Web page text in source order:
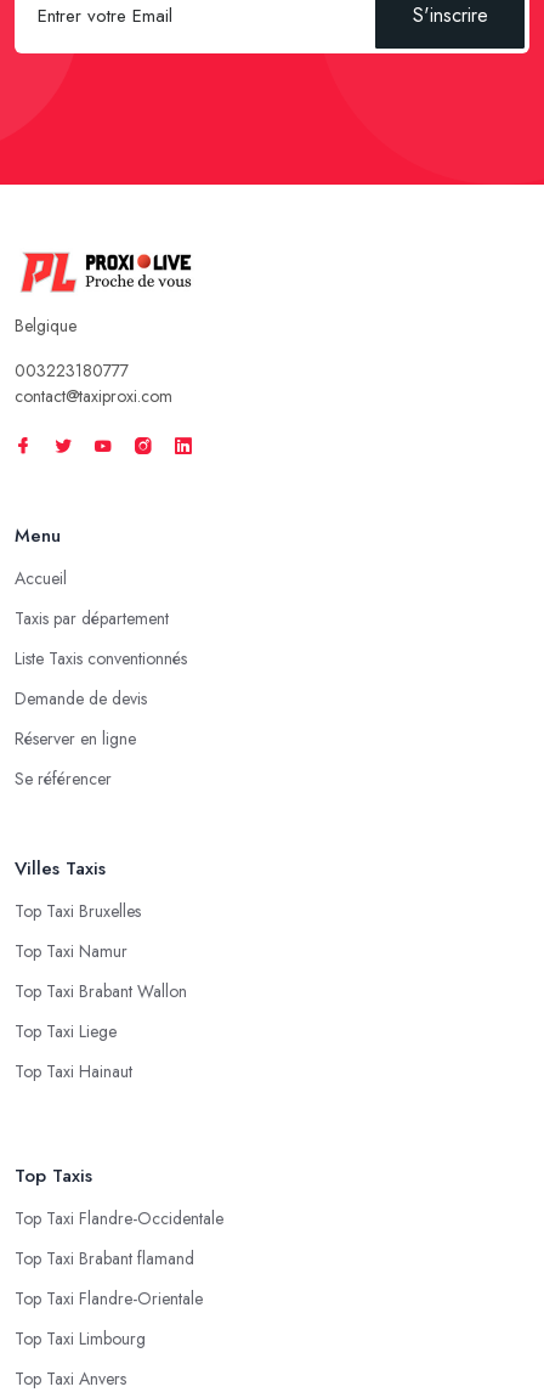
S'inscrire
Belgique
003223180777
contact@taxiproxi.com
Menu
Accueil
Taxis par département
Liste Taxis conventionnés
Demande de devis
Réserver en ligne
Se référencer
Villes Taxis
Top Taxi Bruxelles
Top Taxi Namur
Top Taxi Brabant Wallon
Top Taxi Liege
Top Taxi Hainaut
Top Taxis
Top Taxi Flandre-Occidentale
Top Taxi Brabant flamand
Top Taxi Flandre-Orientale
Top Taxi Limbourg
Top Taxi Anvers